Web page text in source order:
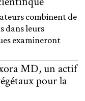
combinent de
dans leurs
examineront
MD, un actif
pour la